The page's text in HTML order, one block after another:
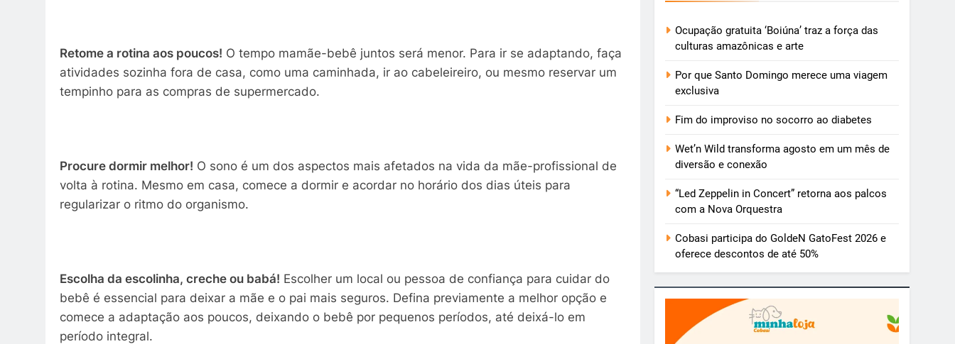
Retome a rotina aos poucos! O tempo mamãe-bebê juntos será menor. Para ir se adaptando, faça
atividades sozinha fora de casa, como uma caminhada, ir ao cabeleireiro, ou mesmo reservar um
tempinho para as compras de supermercado.
Procure dormir melhor! O sono é um dos aspectos mais afetados na vida da mãe-profissional de
volta à rotina. Mesmo em casa, comece a dormir e acordar no horário dos dias úteis para
regularizar o ritmo do organismo.
Escolha da escolinha, creche ou babá! Escolher um local ou pessoa de confiança para cuidar do
bebê é essencial para deixar a mãe e o pai mais seguros. Defina previamente a melhor opção e
comece a adaptação aos poucos, deixando o bebê por pequenos períodos, até deixá-lo em
período integral.
Ocupação gratuita ‘Boiúna’ traz a força das
culturas amazônicas e arte
Por que Santo Domingo merece uma viagem
exclusiva
Fim do improviso no socorro ao diabetes
Wet’n Wild transforma agosto em um mês de
diversão e conexão
“Led Zeppelin in Concert” retorna aos palcos
com a Nova Orquestra
Cobasi participa do GoldeN GatoFest 2026 e
oferece descontos de até 50%